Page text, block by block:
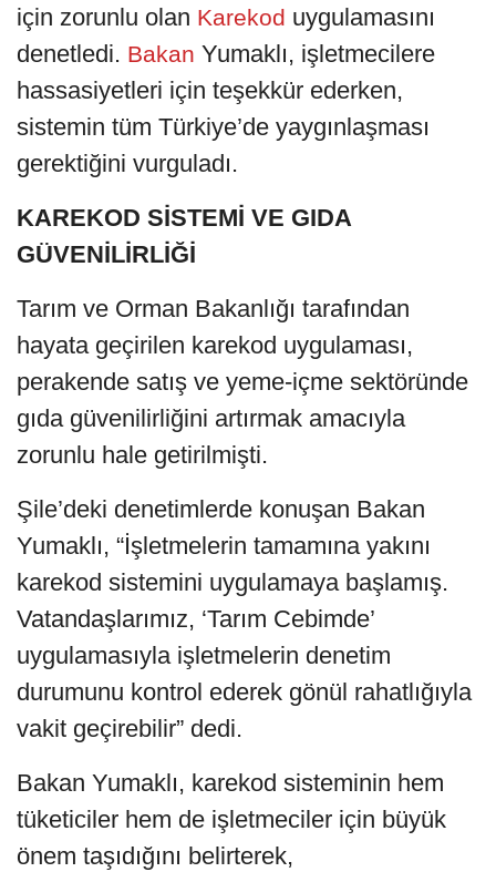
için zorunlu olan Karekod uygulamasını
denetledi. Bakan Yumaklı, işletmecilere
hassasiyetleri için teşekkür ederken,
sistemin tüm Türkiye’de yaygınlaşması
gerektiğini vurguladı.
KAREKOD SİSTEMİ VE GIDA
GÜVENİLİRLİĞİ
Tarım ve Orman Bakanlığı tarafından
hayata geçirilen karekod uygulaması,
perakende satış ve yeme-içme sektöründe
gıda güvenilirliğini artırmak amacıyla
zorunlu hale getirilmişti.
Şile’deki denetimlerde konuşan Bakan
Yumaklı, “İşletmelerin tamamına yakını
karekod sistemini uygulamaya başlamış.
Vatandaşlarımız, ‘Tarım Cebimde’
uygulamasıyla işletmelerin denetim
durumunu kontrol ederek gönül rahatlığıyla
vakit geçirebilir” dedi.
Bakan Yumaklı, karekod sisteminin hem
tüketiciler hem de işletmeciler için büyük
önem taşıdığını belirterek,